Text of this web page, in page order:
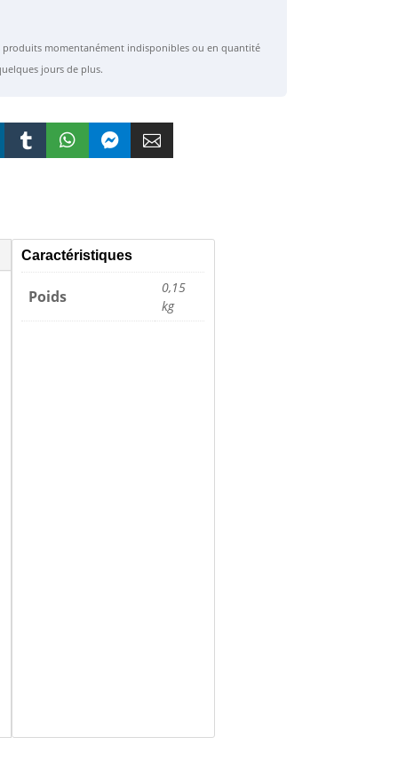
produits momentanément indisponibles ou en quantité
jours de plus.
   
Caractéristiques
Poids
0,15
kg